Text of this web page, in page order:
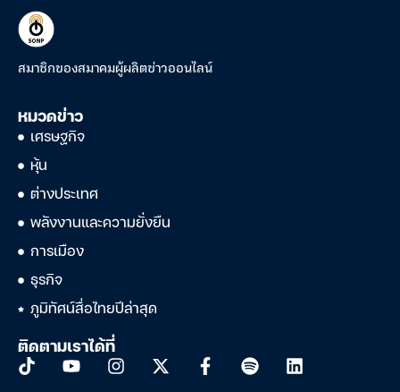
สมาชิกของสมาคมผู้ผลิตข่าวออนไลน์
หมวดข่าว
เศรษฐกิจ
หุ้น
ต่างประเทศ
พลังงานและความยั่งยืน
การเมือง
ธุรกิจ
ภูมิทัศน์สื่อไทยปีล่าสุด
ติดตามเราได้ที่